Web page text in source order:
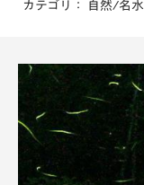
カテゴリ
： 自然/名水